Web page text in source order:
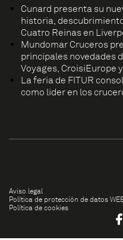
Cunard presenta su
historia,
Cuatro Reinas en
Mundomar Cruceros
principales novedades
Voyages, CroisiEurope
La feria de FITUR
como líder en los
Aviso legal
Política de protección de datos
Política de cookies